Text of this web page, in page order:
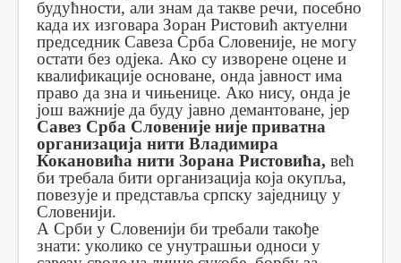
будућности, али знам да такве речи, посебно
када их изговара Зоран Ристовић актуелни
председник Савеза Срба Словеније, не могу
остати без одјека. Ако су изворене оцене и
квалификације основане, онда јавност има
право да зна и чињенице. Ако нису, онда је
још важније да буду јавно демантоване, јер
Савез Срба Словеније није приватна
организација нити Владимира
Кокановића нити Зорана Ристовића, већ
би требала бити организација која окупља,
повезује и представља српску заједницу у
Словенији.
А Срби у Словенији би требали такође
знати: уколико се унутрашњи односи у